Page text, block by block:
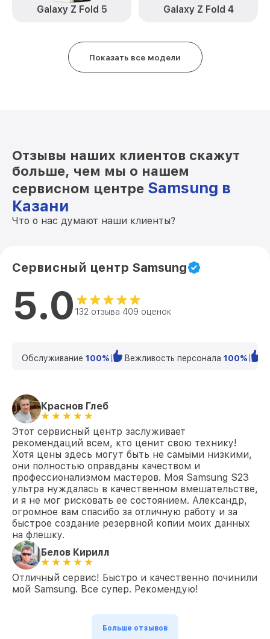
Galaxy Z Fold 5 Galaxy Z Fold 4
Показать все модели
Отзывы наших клиентов скажут
больше, чем мы о нашем
сервисном центре Samsung в
Казани
Что о нас думают наши клиенты?
Сервисный центр Samsung
5.0 132 отзыва 409 оценок
Обслуживание 100% Вежливость персонала 100%
Краснов Глеб
Этот сервисный центр заслуживает
рекомендаций всем, кто ценит свою технику!
Хотя цены здесь могут быть не самыми низкими,
они полностью оправданы качеством и
профессионализмом мастеров. Моя Samsung S23
ультра нуждалась в качественном вмешательстве,
и я не мог рисковать ее состоянием. Александр,
огромное вам спасибо за отличную работу и за
быстрое создание резервной копии моих данных
на флешку.
Белов Кирилл
Отличный сервис! Быстро и качественно починили
мой Samsung. Все супер. Рекомендую!
Больше отзывов